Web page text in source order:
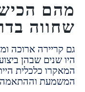
בדרך?
ארוכה ומצליחה
שבהן ביצועי הקרן
כלכלית הייתה קשה
וההתאמה לתנאי